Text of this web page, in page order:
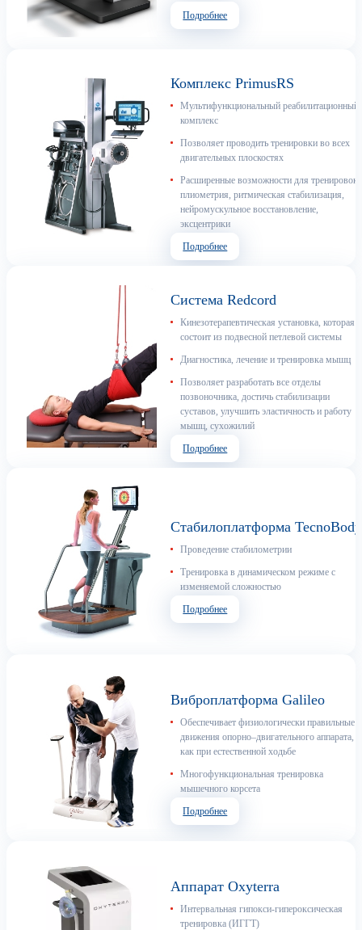
Подробнее
Комплекс PrimusRS
Мультифункциональный реабилитационный
комплекс
Позволяет проводить тренировки во всех
двигательных плоскостях
Расширенные возможности для тренировок:
плиометрия, ритмическая стабилизация,
нейромускульное восстановление,
эксцентрики
Подробнее
Система Redcord
Кинезотерапевтическая установка, которая
состоит из подвесной петлевой системы
Диагностика, лечение и тренировка мышц
Позволяет разработать все отделы
позвоночника, достичь стабилизации
суставов, улучшить эластичность и работу
мышц, сухожилий
Подробнее
Стабилоплатформа TecnoBody
Проведение стабилометрии
Тренировка в динамическом режиме с
изменяемой сложностью
Подробнее
Виброплатформа Galileo
Обеспечивает физиологически правильные
движения опорно–двигательного аппарата,
как при естественной ходьбе
Многофункциональная тренировка
мышечного корсета
Подробнее
Аппарат Oxyterra
Интервальная гипокси-гипероксическая
тренировка (ИГГТ)